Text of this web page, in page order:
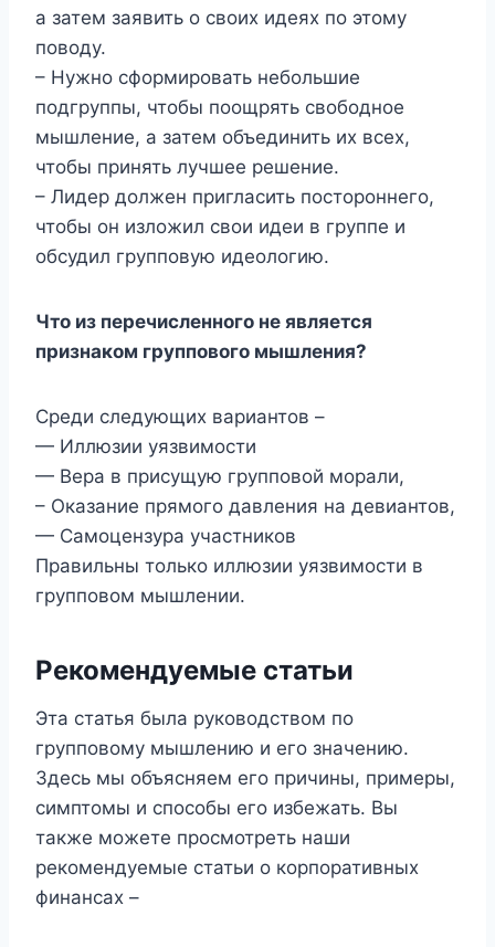
а затем заявить о своих идеях по этому
поводу.
– Нужно сформировать небольшие
подгруппы, чтобы поощрять свободное
мышление, а затем объединить их всех,
чтобы принять лучшее решение.
– Лидер должен пригласить постороннего,
чтобы он изложил свои идеи в группе и
обсудил групповую идеологию.
Что из перечисленного не является
признаком группового мышления?
Среди следующих вариантов –
— Иллюзии уязвимости
— Вера в присущую групповой морали,
– Оказание прямого давления на девиантов,
— Самоцензура участников
Правильны только иллюзии уязвимости в
групповом мышлении.
Рекомендуемые статьи
Эта статья была руководством по
групповому мышлению и его значению.
Здесь мы объясняем его причины, примеры,
симптомы и способы его избежать. Вы
также можете просмотреть наши
рекомендуемые статьи о корпоративных
финансах –